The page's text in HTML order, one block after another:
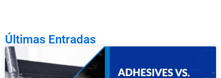
Últimas Entradas